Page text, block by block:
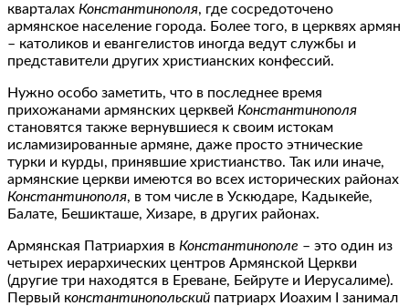
кварталах Константинополя, где сосредоточено
армянское население города. Более того, в церквях армян
– католиков и евангелистов иногда ведут службы и
представители других христианских конфессий.
Нужно особо заметить, что в последнее время
прихожанами армянских церквей Константинополя
становятся также вернувшиеся к своим истокам
исламизированные армяне, даже просто этнические
турки и курды, принявшие христианство. Так или иначе,
армянские церкви имеются во всех исторических районах
Константинополя, в том числе в Ускюдаре, Кадыкейе,
Балате, Бешикташе, Хизаре, в других районах.
Армянская Патриархия в Константинополе – это один из
четырех иерархических центров Армянской Церкви
(другие три находятся в Ереване, Бейруте и Иерусалиме).
Первый константинопольский патриарх Иоахим I занимал